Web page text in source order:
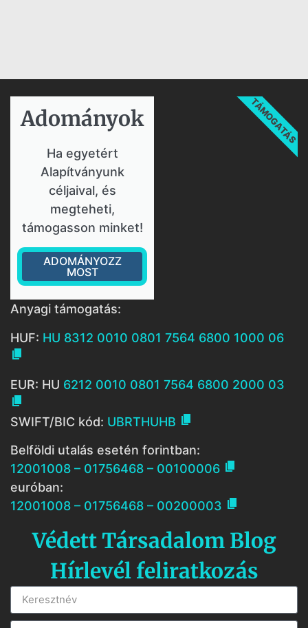
Adományok​
Ha egyetért
Alapítványunk
céljaival, és
megteheti,
támogasson minket!
ADOMÁNYOZZ
MOST
TÁMOGATÁS
Anyagi támogatás:
HUF: HU 8312 0010 0801 7564 6800 1000 06

EUR: HU 6212 0010 0801 7564 6800 2000 03

SWIFT/BIC kód: UBRTHUHB 
Belföldi utalás esetén forintban:
12001008 – 01756468 – 00100006 
euróban:
12001008 – 01756468 – 00200003 
Védett Társadalom Blog
Hírlevél feliratkozás